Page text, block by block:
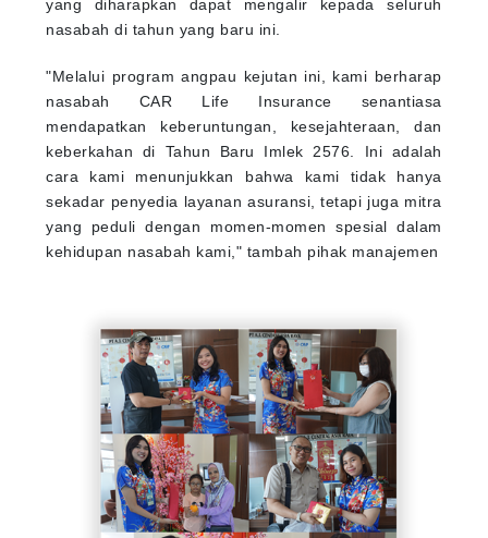
yang diharapkan dapat mengalir kepada seluruh
nasabah di tahun yang baru ini.
"Melalui program angpau kejutan ini, kami berharap
nasabah CAR Life Insurance senantiasa
mendapatkan keberuntungan, kesejahteraan, dan
keberkahan di Tahun Baru Imlek 2576. Ini adalah
cara kami menunjukkan bahwa kami tidak hanya
sekadar penyedia layanan asuransi, tetapi juga mitra
yang peduli dengan momen-momen spesial dalam
kehidupan nasabah kami," tambah pihak manajemen